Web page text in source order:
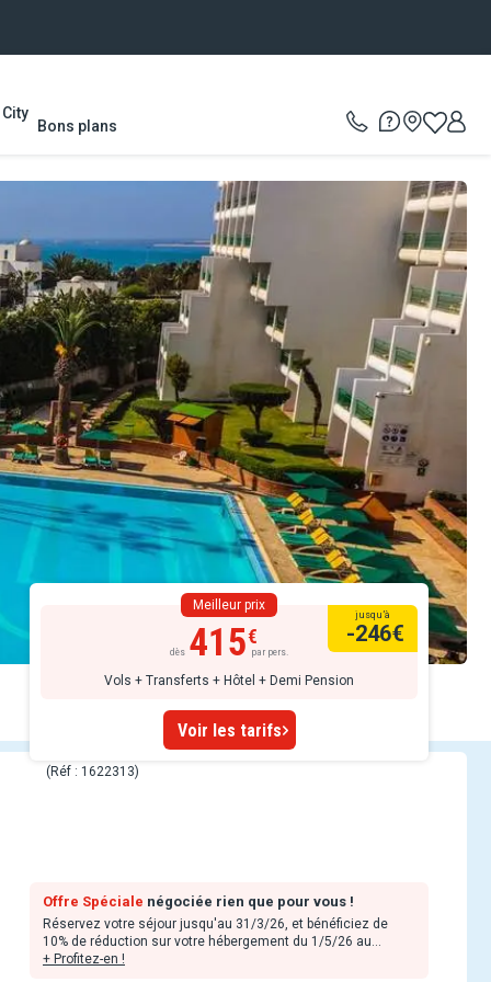
Bons plans
Meilleur prix
dès 415 par pers.
Vols + Transferts + Hôtel + Demi Pension
jusqu’à
-246€
Voir les tarifs
(Réf : 1622313)
Offre Spéciale négociée rien que pour vous !
Réservez votre séjour jusqu'au 31/3/26, et bénéficiez de
10% de réduction sur votre hébergement du 1/5/26 au
31/10/26.
+ Profitez-en !